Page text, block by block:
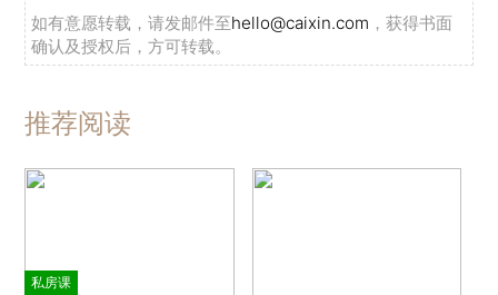
如有意愿转载，请发邮件至hello@caixin.com ，获得书面
确认及授权后，方可转载。
推荐阅读
私房课